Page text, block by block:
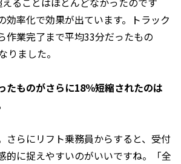
効率化で効果が出ています。トラック
作業完了まで平均33分だったもの
りました。
ものがさらに18％短縮されたのは
さらにリフト乗務員からすると、受付
的に捉えやすいのがいいですね。「全